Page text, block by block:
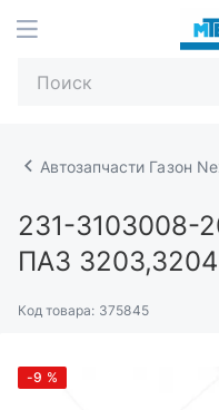
Автозапчасти Газон
231-3103008-
ПАЗ
Код товара: 375845
-9 %